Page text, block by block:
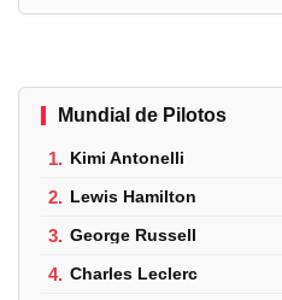
Mundial de Pilotos
1. Kimi Antonelli
2. Lewis Hamilton
3. George Russell
4. Charles Leclerc